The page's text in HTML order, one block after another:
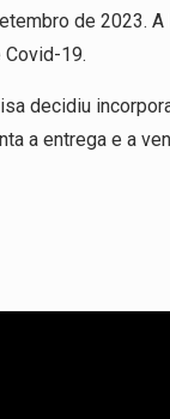
de 2023.
19.
decidiu
a entrega e a